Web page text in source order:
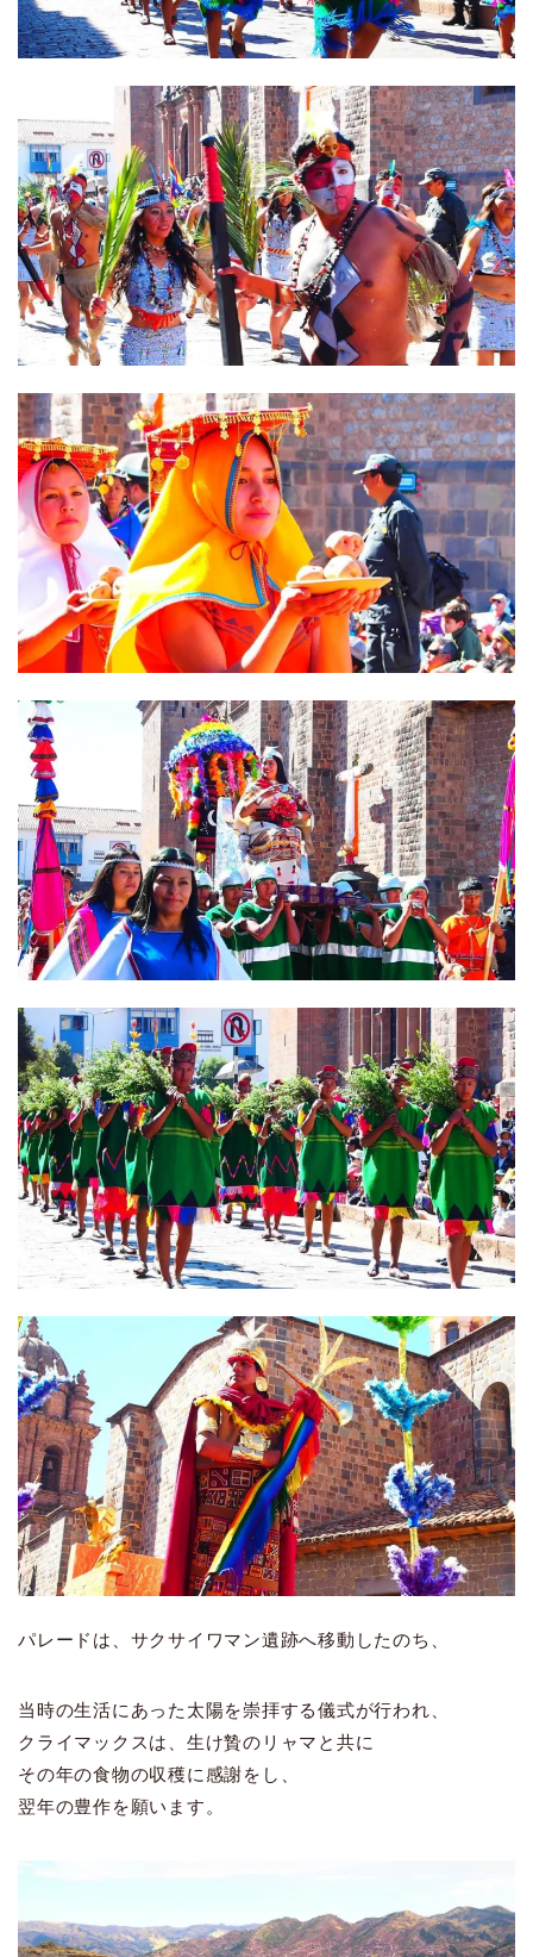
パレードは、サクサイワマン遺跡へ移動したのち、
当時の生活にあった太陽を崇拝する儀式が行われ、
クライマックスは、生け贄のリャマと共に
その年の食物の収穫に感謝をし、
翌年の豊作を願います。